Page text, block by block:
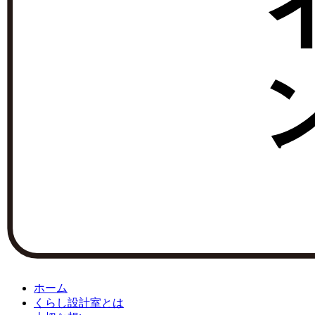
ホーム
くらし設計室とは